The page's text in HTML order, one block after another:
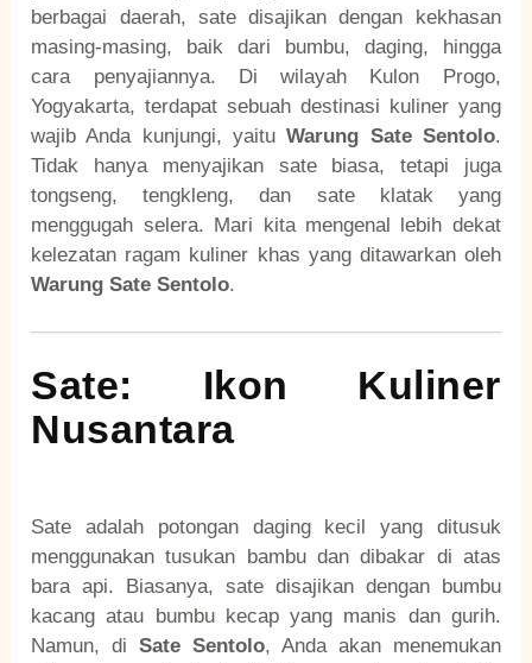
berbagai daerah, sate disajikan dengan kekhasan
masing-masing, baik dari bumbu, daging, hingga
cara penyajiannya. Di wilayah Kulon Progo,
Yogyakarta, terdapat sebuah destinasi kuliner yang
wajib Anda kunjungi, yaituWarung Sate Sentolo.
Tidak hanya menyajikan sate biasa, tetapi juga
tongseng, tengkleng, dan sate klatak yang
menggugah selera. Mari kita mengenal lebih dekat
kelezatan ragam kuliner khas yang ditawarkan oleh
Warung Sate Sentolo.
Sate: Ikon Kuliner
Nusantara
Sate adalah potongan daging kecil yang ditusuk
menggunakan tusukan bambu dan dibakar di atas
bara api. Biasanya, sate disajikan dengan bumbu
kacang atau bumbu kecap yang manis dan gurih.
Namun, diSate Sentolo, Anda akan menemukan